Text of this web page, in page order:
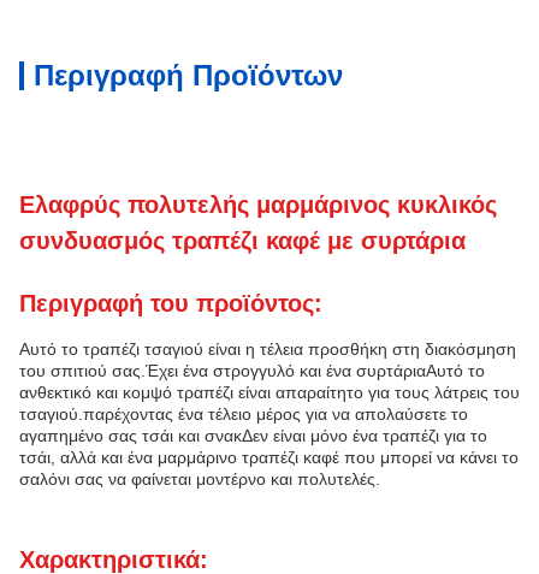
Περιγραφή Προϊόντων
Ελαφρύς πολυτελής μαρμάρινος κυκλικός
συνδυασμός τραπέζι καφέ με συρτάρια
Περιγραφή του προϊόντος:
Αυτό το τραπέζι τσαγιού είναι η τέλεια προσθήκη στη διακόσμηση
του σπιτιού σας.Έχει ένα στρογγυλό και ένα συρτάριαΑυτό το
ανθεκτικό και κομψό τραπέζι είναι απαραίτητο για τους λάτρεις του
τσαγιού.παρέχοντας ένα τέλειο μέρος για να απολαύσετε το
αγαπημένο σας τσάι και σνακΔεν είναι μόνο ένα τραπέζι για το
τσάι, αλλά και ένα μαρμάρινο τραπέζι καφέ που μπορεί να κάνει το
σαλόνι σας να φαίνεται μοντέρνο και πολυτελές.
Χαρακτηριστικά: